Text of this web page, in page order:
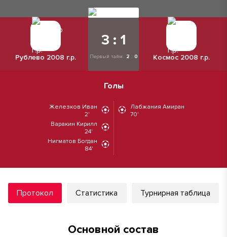
Рублево 2008 г.р.
3 : 1
Первый тайм: 2 : 0 Космос 2008 г.р.
Голы
Железков Иван
2'
Варакин Кирилл
24'
Нигматов Богдан
84'
Лабжания Амиран
70'
Протокол Статистика Турнирная таблица
Основной состав